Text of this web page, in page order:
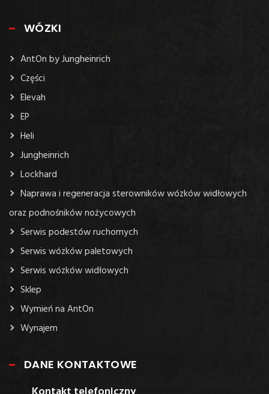
WÓZKI
AntOn by Jungheinrich
Części
Elevah
EP
Heli
Jungheinrich
Lockhard
Naprawa i regeneracja sterowników wózków widłowych
oraz podnośników nożycowych
Serwis podestów ruchomych
Serwis wózków paletowych
Serwis wózków widłowych
Sklep
Wymień na AntOn
Wynajem
DANE KONTAKTOWE